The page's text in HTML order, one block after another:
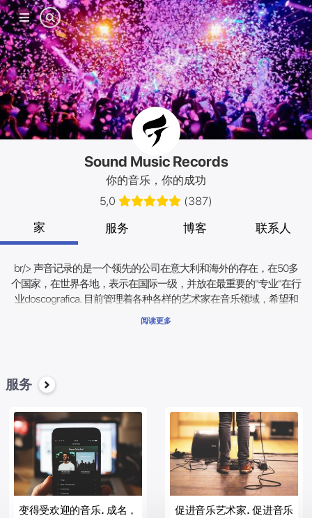
手机
菜单
Sound Music Records
你的音乐，你的成功
5,0
(387)
家 服务 博客 联系人
br/> 声音记录的是一个领先的公司在意大利和海外的存在，在50多
个国家，在世界各地，表示在国际一级，并放在最重要的"专业"在行
业doscografica. 目前管理着各种各样的艺术家在音乐领域，希望和
星-好评，为实现他们的记录的成功和经济。
哥伦比亚的纳什维尔
通过哥伦比亚的记录
后代的记录；
Disruptor记录；
阅读更多
服务
变得受欢迎的音乐. 成名，
促进音乐艺术家. 促进音乐